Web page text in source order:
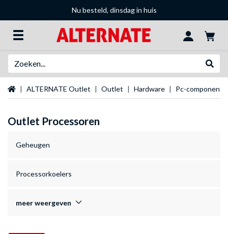
Nu besteld, dinsdag in huis
StartpaginaALTERNATE Outlet Outlet Hardware Pc-
Outlet Processoren
Geheugen
Processorkoelers
meer weergeven